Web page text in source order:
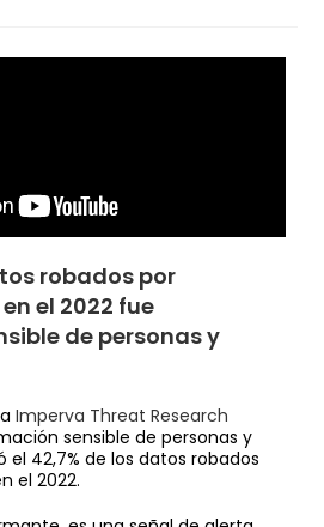
robados por
el 2022 fue
de personas y
Imperva Threat Research
sensible de personas y
42,7% de los datos robados
el 2022.